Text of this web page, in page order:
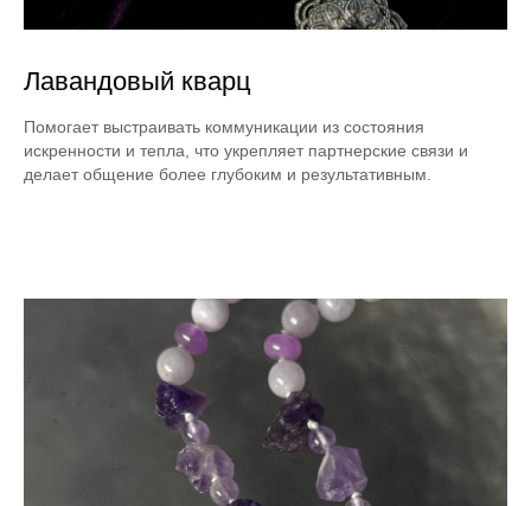
Лавандовый кварц
Помогает выстраивать коммуникации из состояния
искренности и тепла, что укрепляет партнерские связи и
делает общение более глубоким и результативным.